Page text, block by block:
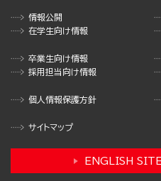
情報公開
在学生向け情報
卒業生向け情報
採用担当向け情報
個人情報保護方針
サイトマップ
ENGLISH SITE